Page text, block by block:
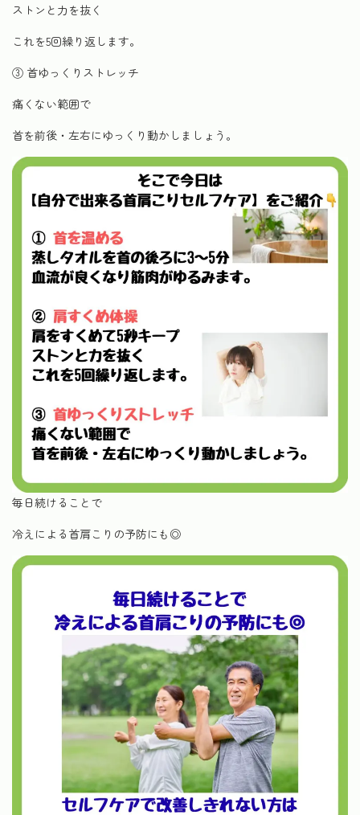
ストンと力を抜く
これを5回繰り返します。
③ 首ゆっくりストレッチ
痛くない範囲で
首を前後・左右にゆっくり動かしましょう。
毎日続けることで
冷えによる首肩こりの予防にも◎